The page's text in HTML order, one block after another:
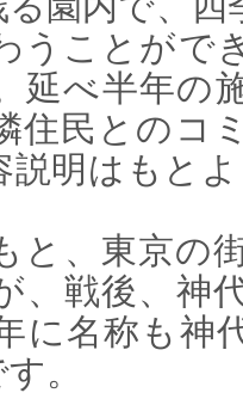
うことがで
延べ半年の
住民とのコ
説明はもと
と、東京の
、戦後、神
に名称も神
。